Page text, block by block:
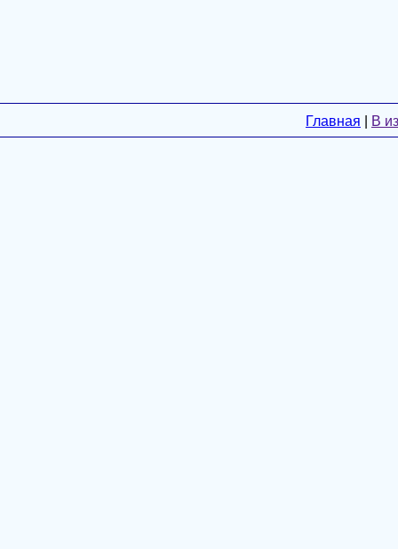
Главная В